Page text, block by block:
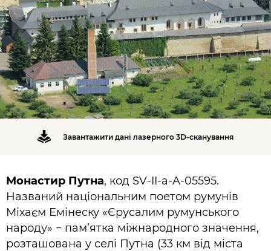
Завантажити дані лазерного 3D-сканування
Монастир Путна, код SV-II-a-A-05595.
Названий національним поетом румунів
Міхаєм Емінеску «Єрусалим румунського
народу» − пам’ятка міжнародного значення,
розташована у селі Путна (33 км від міста